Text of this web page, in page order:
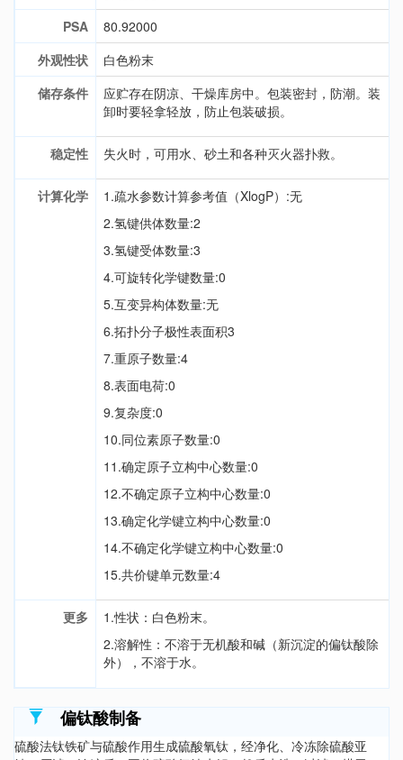
PSA
80.92000
外观性状
白色粉末
储存条件
应贮存在阴凉、干燥库房中。包装密封，防潮。装
卸时要轻拿轻放，防止包装破损。
稳定性 失火时，可用水、砂土和各种灭火器扑救。
计算化学
1.疏水参数计算参考值（XlogP）:无
2.氢键供体数量:2
3.氢键受体数量:3
4.可旋转化学键数量:0
5.互变异构体数量:无
6.拓扑分子极性表面积3
7.重原子数量:4
8.表面电荷:0
9.复杂度:0
10.同位素原子数量:0
11.确定原子立构中心数量:0
12.不确定原子立构中心数量:0
13.确定化学键立构中心数量:0
14.不确定化学键立构中心数量:0
15.共价键单元数量:4
更多
1.性状：白色粉末。
2.溶解性：不溶于无机酸和碱（新沉淀的偏钛酸除
外），不溶于水。
偏钛酸制备
硫酸法钛铁矿与硫酸作用生成硫酸氧钛，经净化、冷冻除硫酸亚